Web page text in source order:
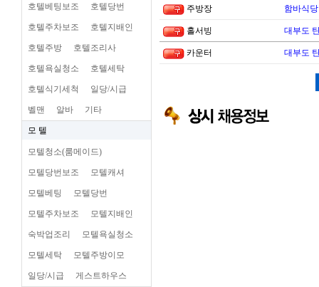
호텔베팅보조 호텔당번
호텔주차보조 호텔지배인
호텔주방 호텔조리사
호텔욕실청소 호텔세탁
호텔식기세척 일당/시급
벨맨 알바 기타
모 텔
모텔청소(룸메이드)
모텔당번보조 모텔캐셔
모텔베팅 모텔당번
모텔주차보조 모텔지배인
숙박업조리 모텔욕실청소
모텔세탁 모텔주방이모
일당/시급 게스트하우스
주방장 함바식
홀서빙 대부도
카운터 대부도